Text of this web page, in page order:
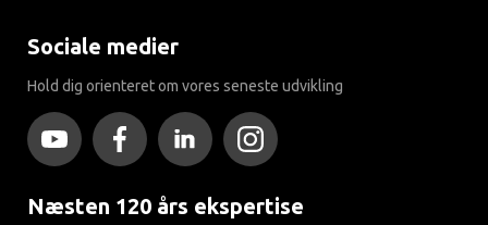
Sociale medier
Hold dig orienteret om vores seneste udvikling
Næsten 120 års ekspertise